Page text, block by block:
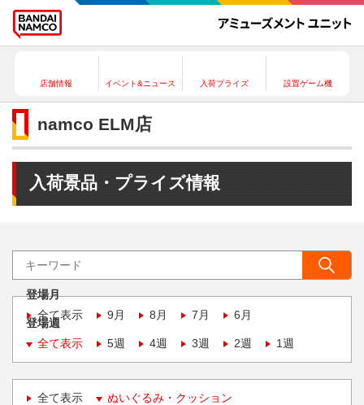
店舗情報 イベント&ニュース 入荷プライズ 設置ゲーム機
namco ELM店
入荷景品・プライズ情報
登場月
全て表示
9月 8月 7月 6月
登場週
全て表示
5週 4週 3週 2週 1週
全て表示 ぬいぐるみ・クッション